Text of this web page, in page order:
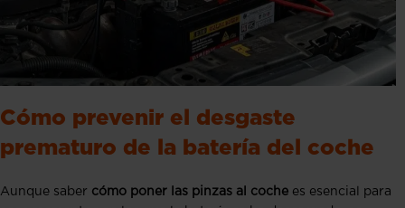
Cómo prevenir el desgaste
prematuro de la batería del coche
Aunque saber cómo poner las pinzas al coche es esencial para